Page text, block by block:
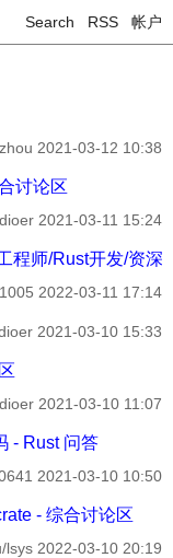
Search RSS 帐户
2021-03-12 10:38
讨论区
2021-03-11 15:24
程师/Rust开发/资
2022-03-11 17:14
2021-03-10 15:33
2021-03-10 11:07
- Rust 问答
2021-03-10 10:50
- 综合讨论区
lsys 2022-03-10 20:19